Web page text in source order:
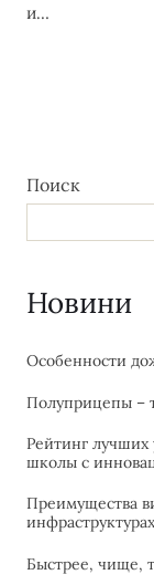
и…
Поиск
Новини
Особенности
Полуприцепы –
Рейтинг лучших
школы с
Преимущества
инфраструктурах
Быстрее, чище,